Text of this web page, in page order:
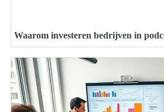
Waarom investeren bedrijven in